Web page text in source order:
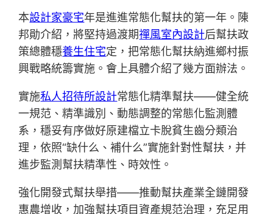
本設計家豪宅年是進進常態化幫扶的第一年。陳
邦勛介紹，將堅持過渡期禪風室內設計后幫扶政
策總體穩養生住宅定，把常態化幫扶納進鄉村振
興戰略統籌實施。會上具體介紹了幾方面辦法。
實施私人招待所設計常態化精準幫扶——健全統
一規范、精準識別、動態調整的常態化監測體
系，穩妥有序做好原建檔立卡脫貧生齒分類治
理，依照“缺什么、補什么”實施針對性幫扶，并
進步監測幫扶精準性、時效性。
強化開發式幫扶舉措——推動幫扶產業全鏈開發
惠農增收，加強幫扶項目資產規范治理，充足用